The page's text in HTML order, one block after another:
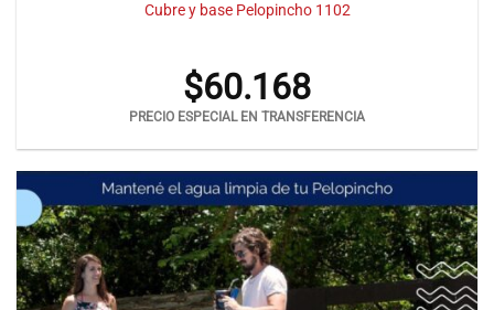
Cubre y base Pelopincho 1102
$60.168
PRECIO ESPECIAL EN TRANSFERENCIA